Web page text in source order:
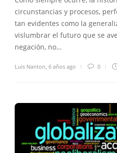
circunstancias y procesos,
tan evidentes como la
vislumbrar el futuro que se
negación, no…
Luis Nanton, 6 años ago 0